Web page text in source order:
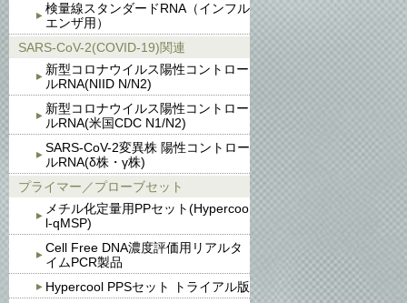
検量線スタンダードRNA（インフル
エンザ用）
SARS-CoV-2(COVID-19)関連
新型コロナウイルス陽性コントロー
ルRNA(NIID N/N2)
新型コロナウイルス陽性コントロー
ルRNA(米国CDC N1/N2)
SARS-CoV-2変異株 陽性コントロー
ルRNA(δ株・γ株)
プライマー／プローブセット
メチル化定量用PPセット(Hypercoo
l-qMSP)
Cell Free DNA濃度評価用リアルタ
イムPCR製品
Hypercool PPSセット トライアル版